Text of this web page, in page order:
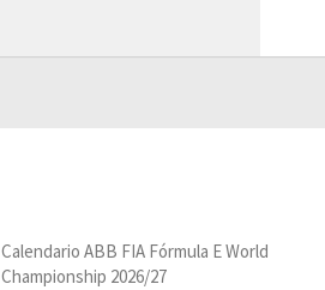
Calendario ABB FIA Fórmula E World
Championship 2026/27